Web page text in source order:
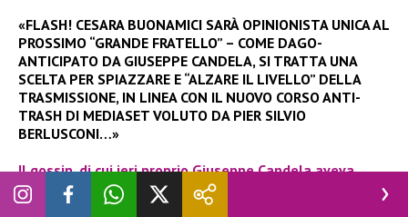
«FLASH! CESARA BUONAMICI SARÀ OPINIONISTA UNICA AL
PROSSIMO “GRANDE FRATELLO” – COME DAGO-
ANTICIPATO DA GIUSEPPE CANDELA, SI TRATTA UNA
SCELTA PER SPIAZZARE E “ALZARE IL LIVELLO” DELLA
TRASMISSIONE, IN LINEA CON IL NUOVO CORSO ANTI-
TRASH DI MEDIASET VOLUTO DA PIER SILVIO
BERLUSCONI…»
Il gossip, di cui ieri proprioGiuseppe Candelaaveva
parlato per
Dagospia,sembrava essere utopia. Si pensava
che difficilmente potesse andare in porto una trattativa di